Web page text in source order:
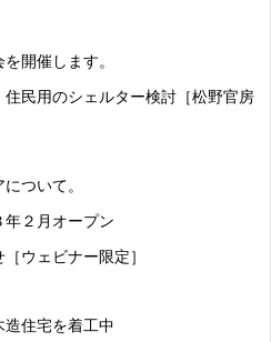
開催します。
用のシェルター検討［松野官房
ついて。
２月オープン
ウェビナー限定］
住宅を着工中